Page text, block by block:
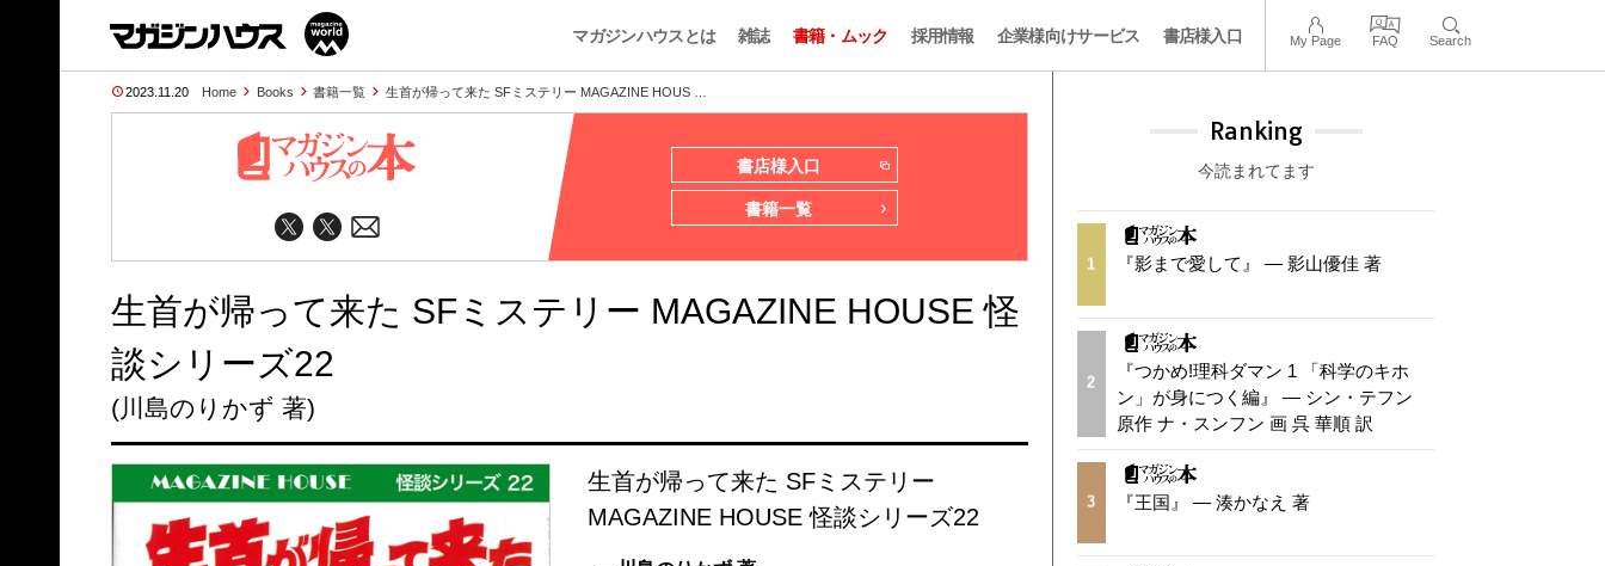
マガジンハウスとは 雑誌 書籍・ムック 採用情報 企業様向けサービス 書店様入口 My Page FAQ Search
2023.11.20 Home Books 書籍一覧 生首が帰って来た SFミステリー MAGAZINE HOUS …
書店様入口
書籍一覧
生首が帰って来た SFミステリー MAGAZINE HOUSE 怪
談シリーズ22
(川島のりかず 著)
生首が帰って来た SFミステリー
MAGAZINE HOUSE 怪談シリーズ22
Ranking
今読まれてます
1 『影まで愛して』 — 影山優佳 著
2
『つかめ!理科ダマン 1 「科学のキホ
ン」が身につく編』 — シン・テフン
原作 ナ・スンフン 画 呉 華順 訳
3 『王国』 — 湊かなえ 著